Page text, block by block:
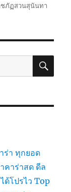
ชภัฏสวนสุนันทา
ค้น
ร่า ทุกยอด
คาร่าสด ดีล
ด้โปรไว Top